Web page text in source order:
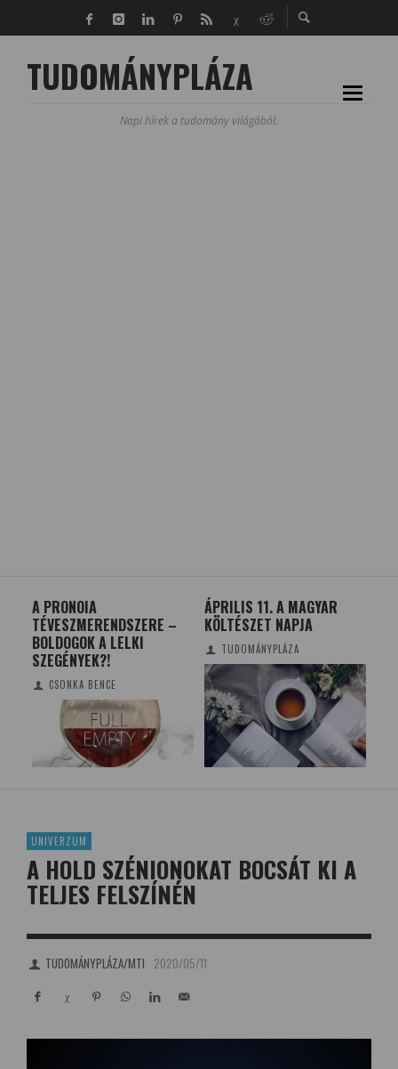
TUDOMÁNYPLÁZA
Napi hírek a tudomány világából.
A PRONOIA
TÉVESZMERENDSZERE –
BOLDOGOK A LELKI
SZEGÉNYEK?!
CSONKA BENCE
ÁPRILIS 11. A MAGYAR
KÖLTÉSZET NAPJA
TUDOMÁNYPLÁZA
UNIVERZUM
A HOLD SZÉNIONOKAT BOCSÁT KI A
TELJES FELSZÍNÉN
TUDOMÁNYPLÁZA/MTI 2020/05/11